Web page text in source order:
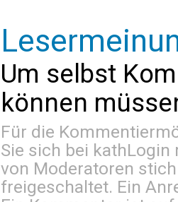
Um selbst
können
Für die
Sie sich bei kathLogin
von Moderatoren
freigeschaltet. Ein